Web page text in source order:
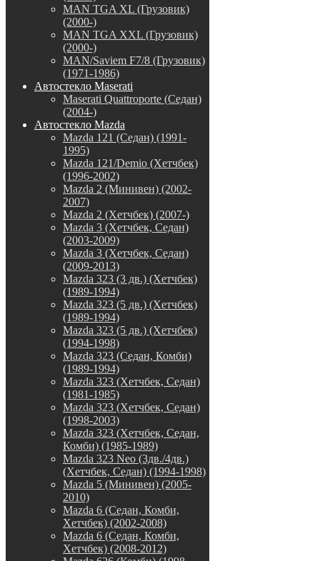
MAN TGA XL (Грузовик)
(2000-)
MAN TGA XXL (Грузовик)
(2000-)
MAN/Saviem F7/8 (Грузовик)
(1971-1986)
Автостекло Maserati
Maserati Quattroporte (Седан)
(2004-)
Автостекло Mazda
Mazda 121 (Седан) (1991-
1995)
Mazda 121/Demio (Хетчбек)
(1996-2002)
Mazda 2 (Минивен) (2002-
2007)
Mazda 2 (Хетчбек) (2007-)
Mazda 3 (Хетчбек, Седан)
(2003-2009)
Mazda 3 (Хетчбек, Седан)
(2009-2013)
Mazda 323 (3 дв.) (Хетчбек)
(1989-1994)
Mazda 323 (5 дв.) (Хетчбек)
(1989-1994)
Mazda 323 (5 дв.) (Хетчбек)
(1994-1998)
Mazda 323 (Седан, Комби)
(1989-1994)
Mazda 323 (Хетчбек, Седан)
(1981-1985)
Mazda 323 (Хетчбек, Седан)
(1998-2003)
Mazda 323 (Хетчбек, Седан,
Комби) (1985-1989)
Mazda 323 Neo (3дв./4дв.)
(Хетчбек, Седан) (1994-1998)
Mazda 5 (Минивен) (2005-
2010)
Mazda 6 (Седан, Комби,
Хетчбек) (2002-2008)
Mazda 6 (Седан, Комби,
Хетчбек) (2008-2012)